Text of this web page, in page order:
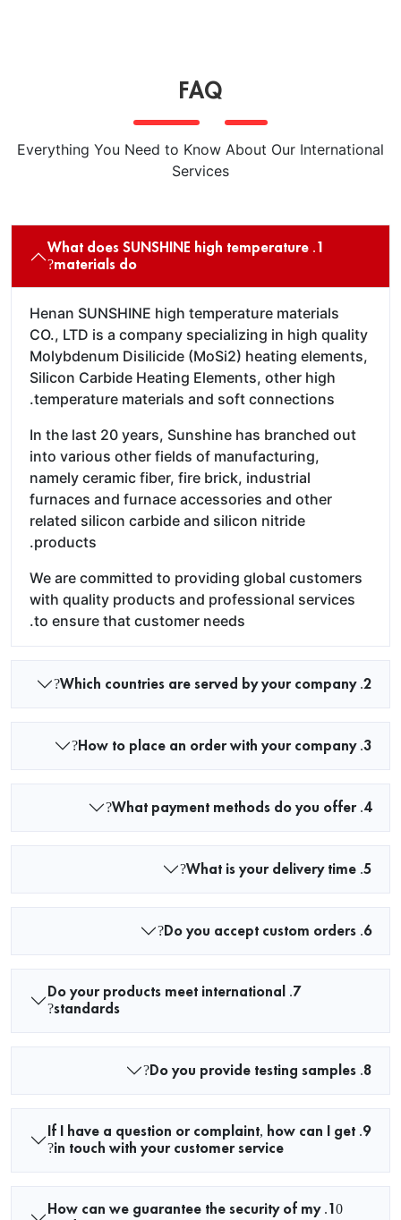
FAQ
Everything You Need to Know About Our International
Services
1. What does SUNSHINE high temperature
materials do?
Henan SUNSHINE high temperature materials
CO., LTD is a company specializing in high quality
Molybdenum Disilicide (MoSi2) heating elements,
Silicon Carbide Heating Elements, other high
temperature materials and soft connections.
In the last 20 years, Sunshine has branched out
into various other fields of manufacturing,
namely ceramic fiber, fire brick, industrial
furnaces and furnace accessories and other
related silicon carbide and silicon nitride
products.
We are committed to providing global customers
with quality products and professional services
to ensure that customer needs.
2. Which countries are served by your company?
3. How to place an order with your company?
4. What payment methods do you offer?
5. What is your delivery time?
6. Do you accept custom orders?
7. Do your products meet international
standards?
8. Do you provide testing samples?
9. If I have a question or complaint, how can I get
in touch with your customer service?
10. How can we guarantee the security of my